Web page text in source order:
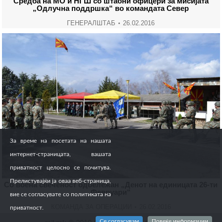
„Одлучна поддршка“ во командата Север
ГЕНЕРАЛШТАБ 26.02.2016
Со воена свеченост одбележан „Денот на единицата 26-ти
Февруари“
За време на посетата на нашата
интернет-страницата, вашата
приватност целосно се почитува.
Прелистувајќи ја оваа веб-страница,
вие се согласувате со политиката на
приватност.